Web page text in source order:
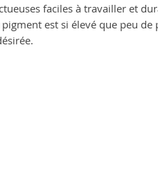
faciles à travailler et
pigment est si élevé que peu